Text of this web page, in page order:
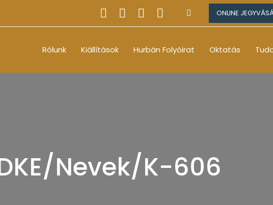
ONLINE
Rólunk Kiállítások Hurbán Folyóirat Oktatás
Nevek/K-606